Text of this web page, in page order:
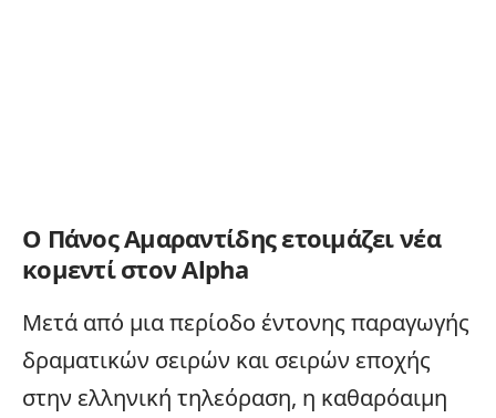
Ο Πάνος Αμαραντίδης ετοιμάζει νέα
κομεντί στον Alpha
Μετά από μια περίοδο έντονης παραγωγής
δραματικών σειρών και σειρών εποχής
στην ελληνική τηλεόραση, η καθαρόαιμη